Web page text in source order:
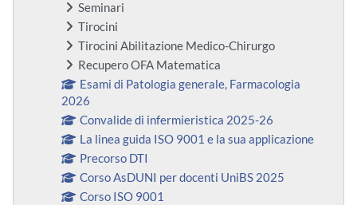
Seminari
Tirocini
Tirocini Abilitazione Medico-Chirurgo
Recupero OFA Matematica
Esami di Patologia generale, Farmacologia
2026
Convalide di infermieristica 2025-26
La linea guida ISO 9001 e la sua applicazione
Precorso DTI
Corso AsDUNI per docenti UniBS 2025
Corso ISO 9001